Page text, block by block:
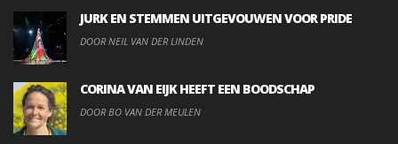
JURK EN STEMMEN UITGEVOUWEN VOOR PRIDE
DOOR NEIL VAN DER LINDEN
CORINA VAN EIJK HEEFT EEN BOODSCHAP
DOOR BO VAN DER MEULEN